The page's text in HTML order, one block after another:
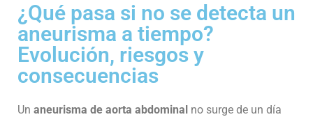
¿Qué pasa si no se detecta un
aneurisma a tiempo?
Evolución, riesgos y
consecuencias
Un aneurisma de aorta abdominal no surge de un día